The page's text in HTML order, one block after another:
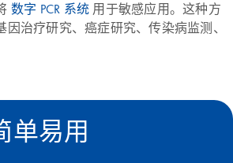
数字 PCR 系统 用于敏感应用。这种方
治疗研究、癌症研究、传染病监测、
单易用